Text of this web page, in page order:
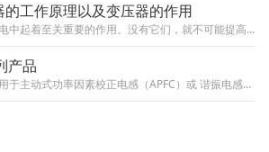
的工作原理以及变压器的作用
变压器在交流电中起着至关重要的作用。没有它们，就不可能提高或降低交流电的电压，不可能长距离地携带它，也不可能正确地使用它......
产品
主要用途：使用于主动式功率因素校正电感（APFC）或 谐振电感。适用范围：适用于电脑机箱电源（白牌，铜牌，银牌，金牌，白金）......